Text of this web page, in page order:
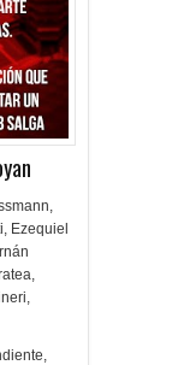
,
, Ezequiel
,
,